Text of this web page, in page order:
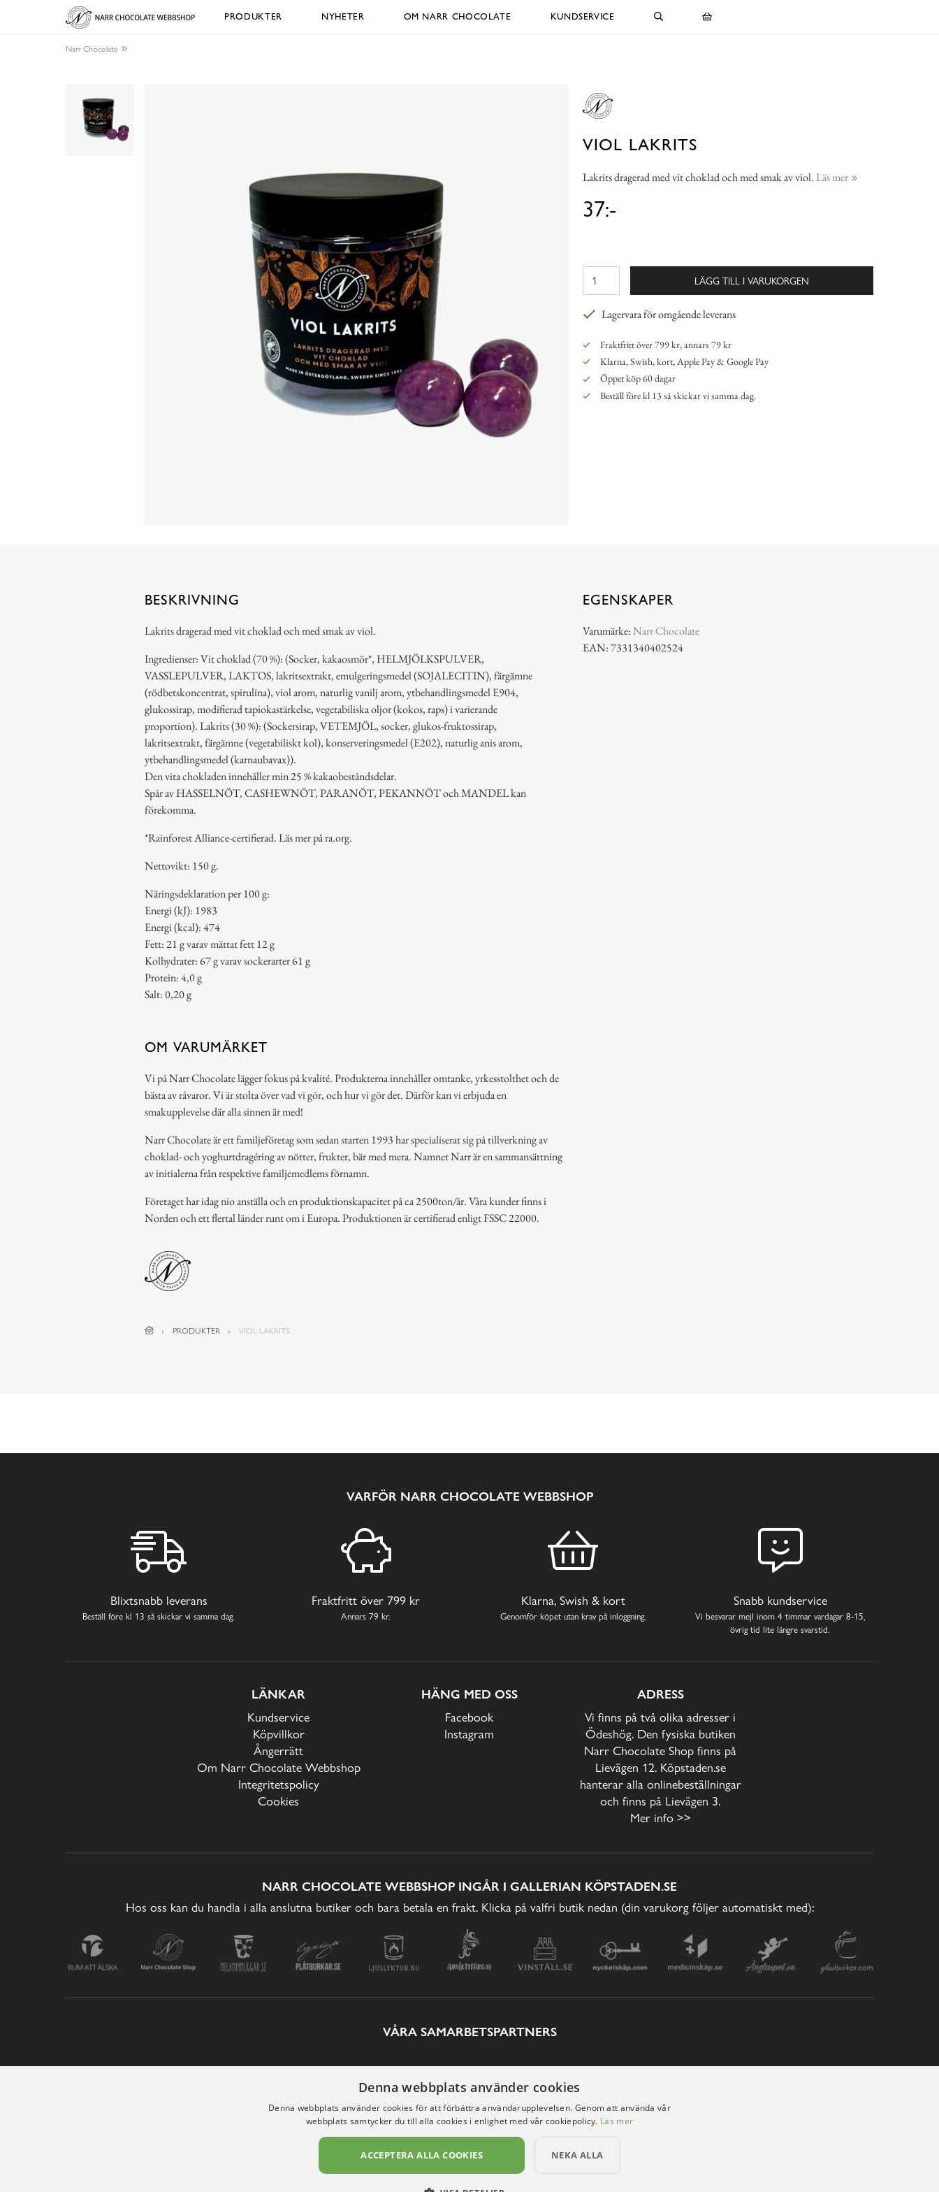
PRODUKTER NYHETER OM NARR CHOCOLATE KUNDSERVICE
Narr Chocolate
VIOL LAKRITS
Lakrits dragerad med vit choklad och med smak av viol. Läs mer
37:-
LÄGG TILL I VARUKORGEN
Lagervara för omgående leverans
Fraktfritt över 799 kr, annars 79 kr
Klarna, Swish, kort, Apple Pay & Google Pay
Öppet köp 60 dagar
Beställ före kl 13 så skickar vi samma dag.
BESKRIVNING
Lakrits dragerad med vit choklad och med smak av viol.
Ingredienser: Vit choklad (70 %): (Socker, kakaosmör*, HELMJÖLKSPULVER,
VASSLEPULVER, LAKTOS, lakritsextrakt, emulgeringsmedel (SOJALECITIN), färgämne
(rödbetskoncentrat, spirulina), viol arom, naturlig vanilj arom, ytbehandlingsmedel E904,
glukossirap, modifierad tapiokastärkelse, vegetabiliska oljor (kokos, raps) i varierande
proportion). Lakrits (30 %): (Sockersirap, VETEMJÖL, socker, glukos-fruktossirap,
lakritsextrakt, färgämne (vegetabiliskt kol), konserveringsmedel (E202), naturlig anis arom,
ytbehandlingsmedel (karnaubavax)).
Den vita chokladen innehåller min 25 % kakaobeståndsdelar.
Spår av HASSELNÖT, CASHEWNÖT, PARANÖT, PEKANNÖT och MANDEL kan
förekomma.
*Rainforest Alliance-certifierad. Läs mer på ra.org.
Nettovikt: 150 g.
Näringsdeklaration per 100 g:
Energi (kJ): 1983
Energi (kcal): 474
Fett: 21 g varav mättat fett 12 g
Kolhydrater: 67 g varav sockerarter 61 g
Protein: 4,0 g
Salt: 0,20 g
EGENSKAPER
Varumärke:Narr Chocolate
EAN: 7331340402524
OM VARUMÄRKET
Vi på Narr Chocolate lägger fokus på kvalité. Produkterna innehåller omtanke, yrkesstolthet och de
bästa av råvaror. Vi är stolta över vad vi gör, och hur vi gör det. Därför kan vi erbjuda en
smakupplevelse där alla sinnen är med!
Narr Chocolate är ett familjeföretag som sedan starten 1993 har specialiserat sig på tillverkning av
choklad- och yoghurtdragéring av nötter, frukter, bär med mera. Namnet Narr är en sammansättning
av initialerna från respektive familjemedlems förnamn.
Företaget har idag nio anställa och en produktionskapacitet på ca 2500ton/år. Våra kunder finns i
Norden och ett flertal länder runt om i Europa. Produktionen är certifierad enligt FSSC 22000.
PRODUKTER VIOL LAKRITS
VARFÖR NARR CHOCOLATE WEBBSHOP
Blixtsnabb leverans
Beställ före kl 13 så skickar vi samma dag.
Fraktfritt över 799 kr
Annars 79 kr.
Klarna, Swish & kort
Genomför köpet utan krav på inloggning.
Snabb kundservice
Vi besvarar mejl inom 4 timmar vardagar 8-15,
övrig tid lite längre svarstid.
LÄNKAR
Kundservice
Köpvillkor
Ångerrätt
Om Narr Chocolate Webbshop
Integritetspolicy
Cookies
HÄNG MED OSS
Facebook
Instagram
ADRESS
Vi finns på två olika adresser i
Ödeshög. Den fysiska butiken
Narr Chocolate Shop finns på
Lievägen 12. Köpstaden.se
hanterar alla onlinebeställningar
och finns på Lievägen 3.
Mer info >>
NARR CHOCOLATE WEBBSHOP INGÅR I GALLERIAN KÖPSTADEN.SE
Hos oss kan du handla i alla anslutna butiker och bara betala en frakt. Klicka på valfri butik nedan (din varukorg följer automatiskt med):
VÅRA SAMARBETSPARTNERS
Denna webbplats använder cookies
Denna webbplats använder cookies för att förbättra användarupplevelsen. Genom att använda vår
webbplats samtycker du till alla cookies i enlighet med vår cookiepolicy. Läs mer
ACCEPTERA ALLA COOKIES NEKA ALLA